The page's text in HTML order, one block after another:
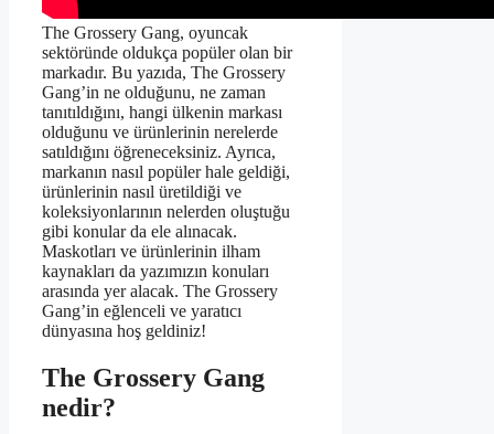
The Grossery Gang, oyuncak
sektöründe oldukça popüler olan bir
markadır. Bu yazıda, The Grossery
Gang’in ne olduğunu, ne zaman
tanıtıldığını, hangi ülkenin markası
olduğunu ve ürünlerinin nerelerde
satıldığını öğreneceksiniz. Ayrıca,
markanın nasıl popüler hale geldiği,
ürünlerinin nasıl üretildiği ve
koleksiyonlarının nelerden oluştuğu
gibi konular da ele alınacak.
Maskotları ve ürünlerinin ilham
kaynakları da yazımızın konuları
arasında yer alacak. The Grossery
Gang’in eğlenceli ve yaratıcı
dünyasına hoş geldiniz!
The Grossery Gang
nedir?